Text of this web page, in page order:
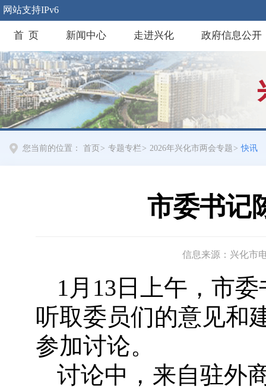
网站支持IPv6
首 页 新闻中心 走进兴化 政府信息公开
您当前的位置： 首页 > 专题专栏 > 2026年兴化市两会专题 > 快讯
市委书记
信息来源：兴化市
1月13日上午，市
听取委员们的意见和
参加讨论。
讨论中，来自驻外